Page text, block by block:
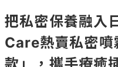
把私密保養融
Care熱賣私密噴